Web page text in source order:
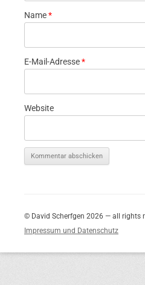
Name*
E-Mail-Adresse*
Website
© David Scherfgen 2026 — all rights
Impressum und Datenschutz